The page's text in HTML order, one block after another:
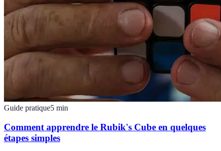
Guide pratique5 min
Comment apprendre le Rubik's Cube en quelques
étapes simples